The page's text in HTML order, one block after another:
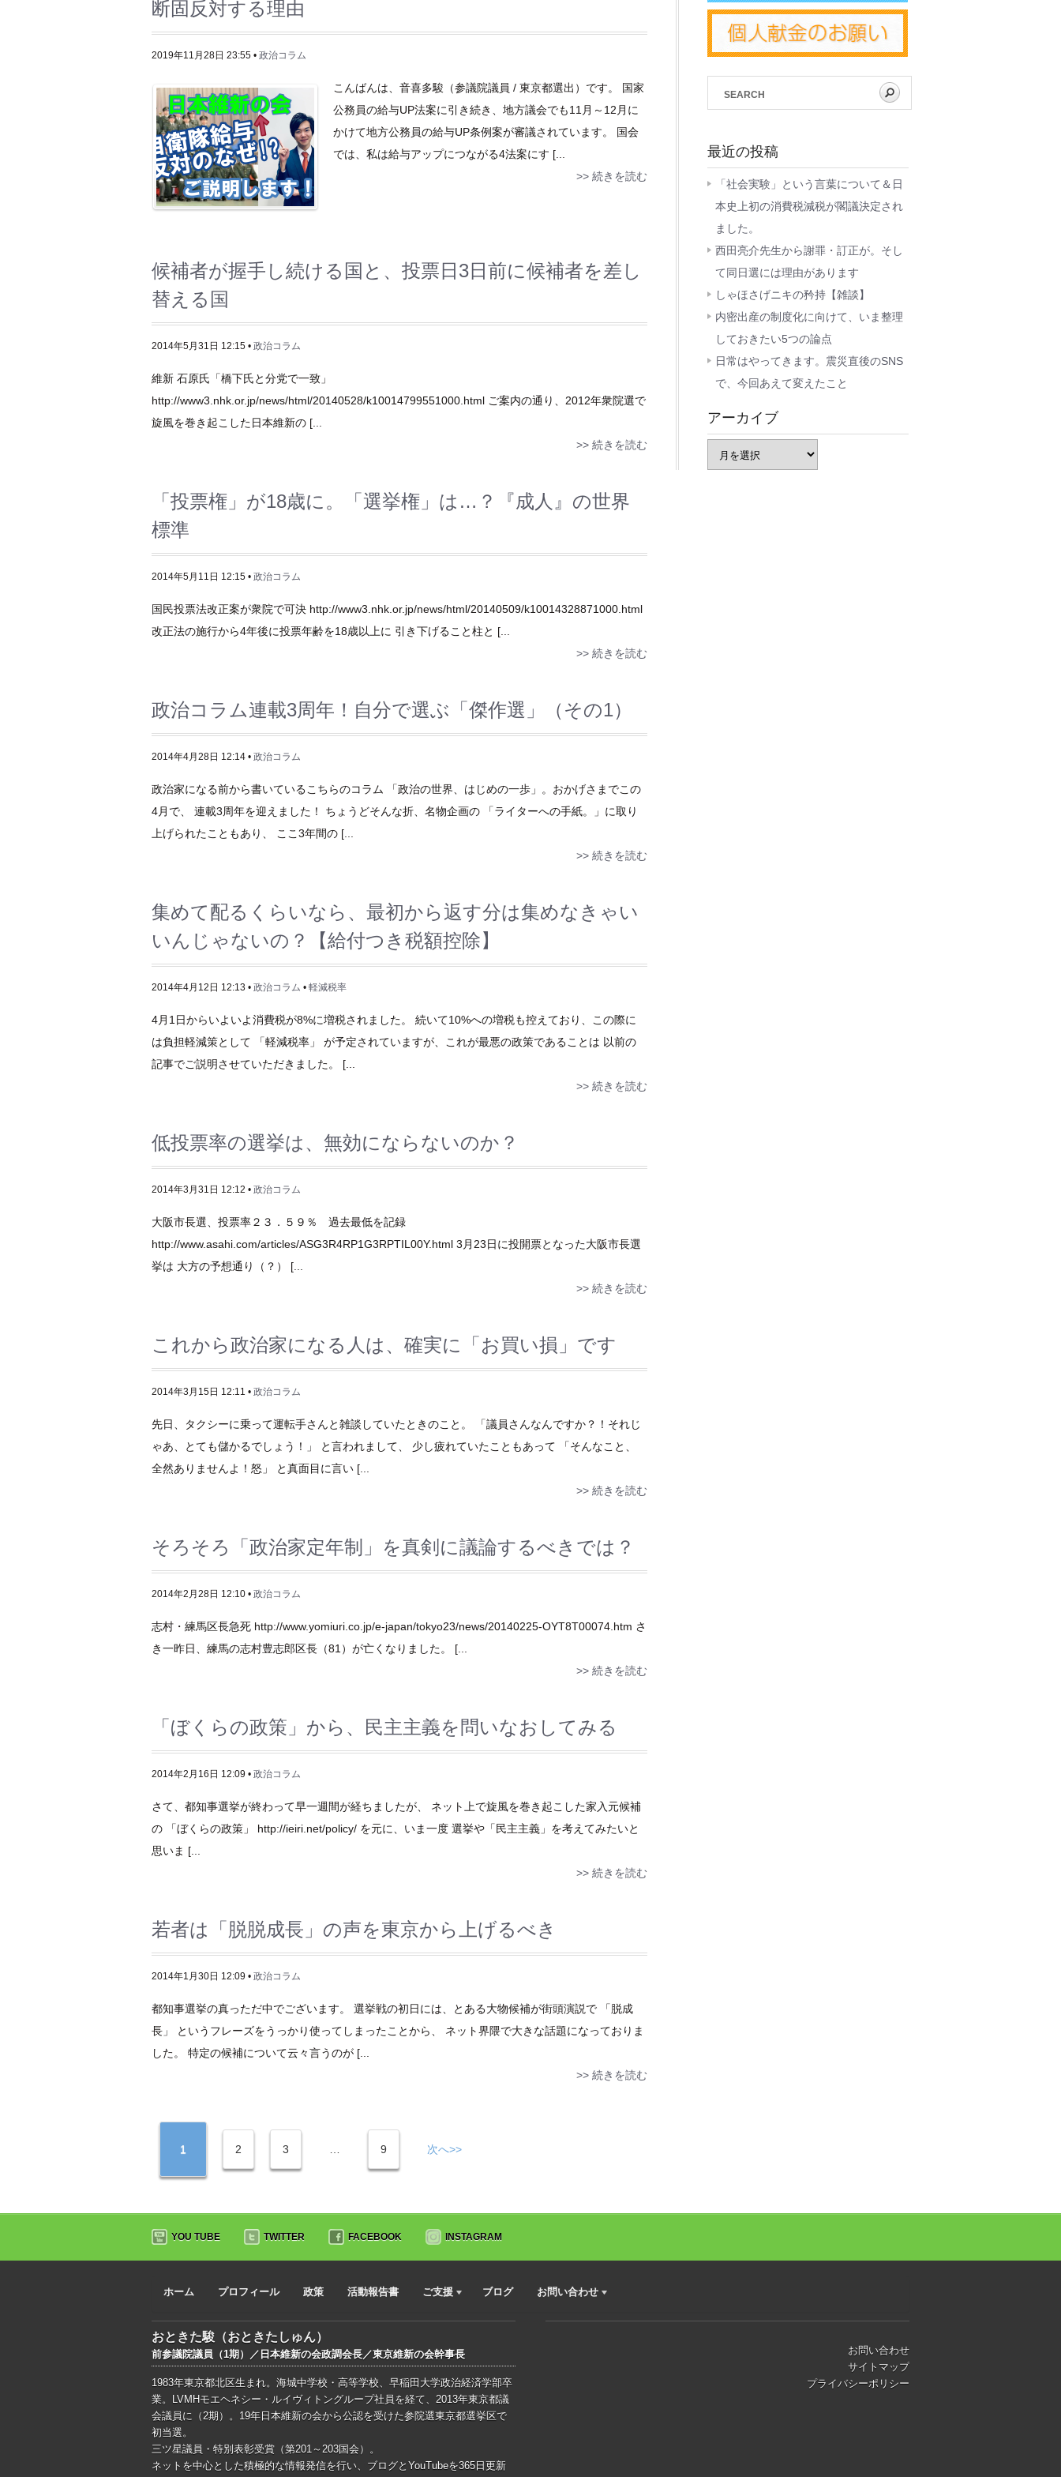
断固反対する理由
2019年11月28日 23:55 • 政治コラム
こんばんは、音喜多駿（参議院議員 / 東京都選出）です。 国家
公務員の給与UP法案に引き続き、地方議会でも11月～12月に
かけて地方公務員の給与UP条例案が審議されています。 国会
では、私は給与アップにつながる4法案にす [...
>> 続きを読む
候補者が握手し続ける国と、投票日3日前に候補者を差し
替える国
2014年5月31日 12:15 • 政治コラム
維新 石原氏「橋下氏と分党で一致」
http://www3.nhk.or.jp/news/html/20140528/k10014799551000.html ご案内の通り、2012年衆院選で
旋風を巻き起こした日本維新の [...
>> 続きを読む
「投票権」が18歳に。「選挙権」は…？『成人』の世界
標準
2014年5月11日 12:15 • 政治コラム
国民投票法改正案が衆院で可決 http://www3.nhk.or.jp/news/html/20140509/k10014328871000.html
改正法の施行から4年後に投票年齢を18歳以上に 引き下げること柱と [...
>> 続きを読む
政治コラム連載3周年！自分で選ぶ「傑作選」（その1）
2014年4月28日 12:14 • 政治コラム
政治家になる前から書いているこちらのコラム 「政治の世界、はじめの一歩」。おかげさまでこの
4月で、 連載3周年を迎えました！ ちょうどそんな折、名物企画の 「ライターへの手紙。」に取り
上げられたこともあり、 ここ3年間の [...
>> 続きを読む
集めて配るくらいなら、最初から返す分は集めなきゃい
いんじゃないの？【給付つき税額控除】
2014年4月12日 12:13 • 政治コラム • 軽減税率
4月1日からいよいよ消費税が8%に増税されました。 続いて10%への増税も控えており、この際に
は負担軽減策として 「軽減税率」 が予定されていますが、これが最悪の政策であることは 以前の
記事でご説明させていただきました。 [...
>> 続きを読む
低投票率の選挙は、無効にならないのか？
2014年3月31日 12:12 • 政治コラム
大阪市長選、投票率２３．５９％ 過去最低を記録
http://www.asahi.com/articles/ASG3R4RP1G3RPTIL00Y.html 3月23日に投開票となった大阪市長選
挙は 大方の予想通り（？） [...
>> 続きを読む
これから政治家になる人は、確実に「お買い損」です
2014年3月15日 12:11 • 政治コラム
先日、タクシーに乗って運転手さんと雑談していたときのこと。 「議員さんなんですか？！それじ
ゃあ、とても儲かるでしょう！」 と言われまして、 少し疲れていたこともあって 「そんなこと、
全然ありませんよ！怒」 と真面目に言い [...
>> 続きを読む
そろそろ「政治家定年制」を真剣に議論するべきでは？
2014年2月28日 12:10 • 政治コラム
志村・練馬区長急死 http://www.yomiuri.co.jp/e-japan/tokyo23/news/20140225-OYT8T00074.htm さ
き一昨日、練馬の志村豊志郎区長（81）が亡くなりました。 [...
>> 続きを読む
「ぼくらの政策」から、民主主義を問いなおしてみる
2014年2月16日 12:09 • 政治コラム
さて、都知事選挙が終わって早一週間が経ちましたが、 ネット上で旋風を巻き起こした家入元候補
の 「ぼくらの政策」 http://ieiri.net/policy/ を元に、いま一度 選挙や「民主主義」を考えてみたいと
思いま [...
>> 続きを読む
若者は「脱脱成長」の声を東京から上げるべき
2014年1月30日 12:09 • 政治コラム
都知事選挙の真っただ中でございます。 選挙戦の初日には、とある大物候補が街頭演説で 「脱成
長」 というフレーズをうっかり使ってしまったことから、 ネット界隈で大きな話題になっておりま
した。 特定の候補について云々言うのが [...
>> 続きを読む
1 2 3 9 次へ>>
最近の投稿
「社会実験」という言葉について＆日
本史上初の消費税減税が閣議決定され
ました。
西田亮介先生から謝罪・訂正が。そし
て同日選には理由があります
しゃほさげニキの矜持【雑談】
内密出産の制度化に向けて、いま整理
しておきたい5つの論点
日常はやってきます。震災直後のSNS
で、今回あえて変えたこと
アーカイブ
YOU TUBE TWITTER FACEBOOK INSTAGRAM
ホーム プロフィール 政策 活動報告書 ご支援 ブログ お問い合わせ
おときた駿（おときたしゅん）
前参議院議員（1期）／日本維新の会政調会長／東京維新の会幹事長
1983年東京都北区生まれ。海城中学校・高等学校、早稲田大学政治経済学部卒
業。LVMHモエヘネシー・ルイヴィトングループ社員を経て、2013年東京都議
会議員に（2期）。19年日本維新の会から公認を受けた参院選東京都選挙区で
初当選。
三ツ星議員・特別表彰受賞（第201～203国会）。
ネットを中心とした積極的な情報発信を行い、ブログとYouTubeを365日更新
お問い合わせ
サイトマップ
プライバシーポリシー